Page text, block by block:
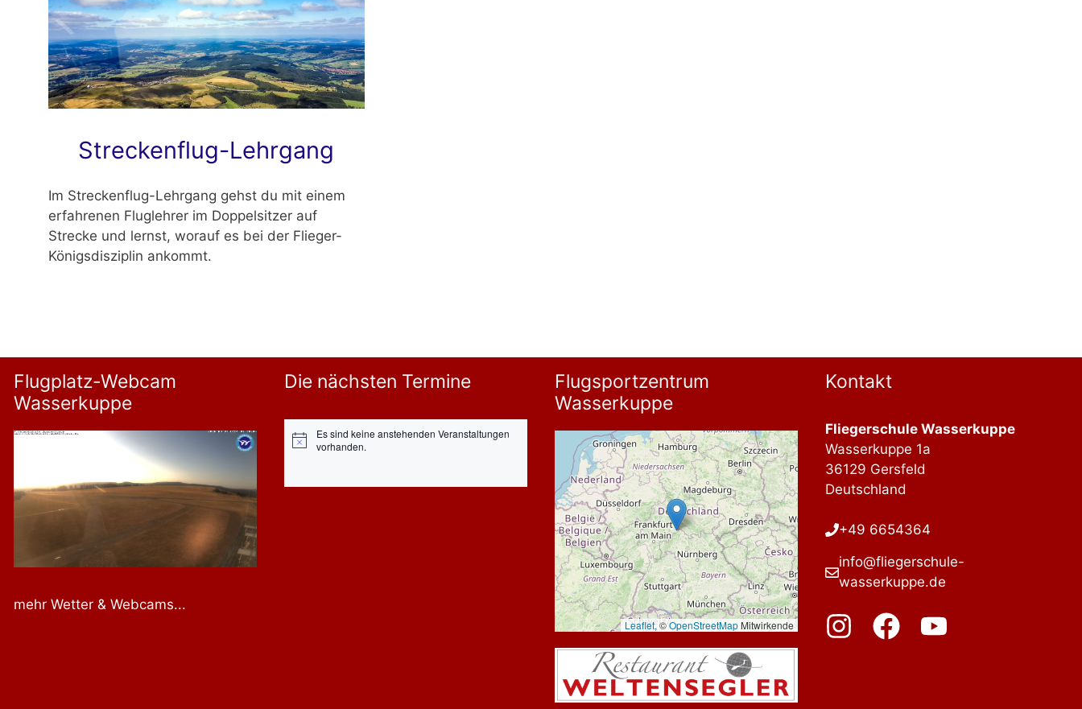
Streckenflug-Lehrgang
Im Streckenflug-Lehrgang gehst du mit einem
erfahrenen Fluglehrer im Doppelsitzer auf
Strecke und lernst, worauf es bei der Flieger-
Königsdisziplin ankommt.
Flugplatz-Webcam
Wasserkuppe
mehr Wetter & Webcams...
Die nächsten Termine
Hinweis
Es sind keine anstehenden Veranstaltungen
vorhanden.
Flugsportzentrum
Wasserkuppe
Leaflet, ©OpenStreetMapMitwirkende
Kontakt
Fliegerschule Wasserkuppe
Wasserkuppe 1a
36129 Gersfeld
Deutschland
+49 6654364
info@fliegerschule-
wasserkuppe.de